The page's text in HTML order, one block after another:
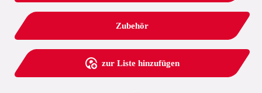
Zubehör
zur Liste hinzufügen